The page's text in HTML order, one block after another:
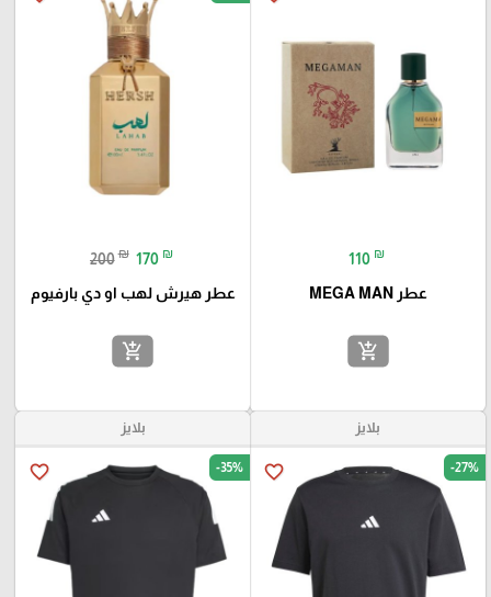
110 ₪
عطر MEGA MAN
add_shopping_cart
200 ₪ 170 ₪
عطر هيرش لهب او دي بارفيوم
add_shopping_cart
بلايز
favorite_border -27%
بلايز
favorite_border -35%